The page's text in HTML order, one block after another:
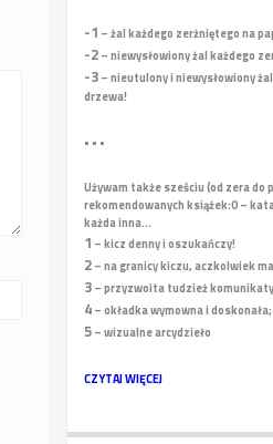
-1 – żal każdego zerżniętego na
-2– niewysłowiony żal każdego
-3– nieutulony i niewysłowiony
drzewa!
• • •
Używam także sześciu (od zera do
rekomendowanych książek:0 –
każda inna...
1 – kicz denny i oszukańczy!
2– na granicy kiczu, aczkolwiek
3– przyzwoita tudzież
4– okładka wymowna i doskonała;
5– wizualne arcydzieło
CZYTAJ WIĘCEJ